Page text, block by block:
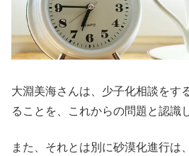
大淵美海さんは、少子化相談をす
ることを、これからの問題と認識
また、それとは別に砂漠化進行は